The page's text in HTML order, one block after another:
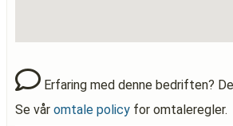
Erfaring med denne bedriften?
Se vår omtale policy for omtaleregler.